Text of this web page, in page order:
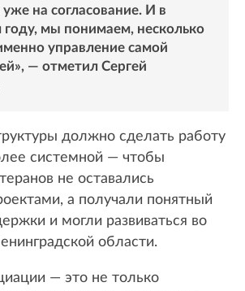
на согласование. И в
мы понимаем, несколько
управление самой
— отметил Сергей
должно сделать работу
системной — чтобы
не оставались
а получали понятный
и могли развиваться во
области.
— это не только